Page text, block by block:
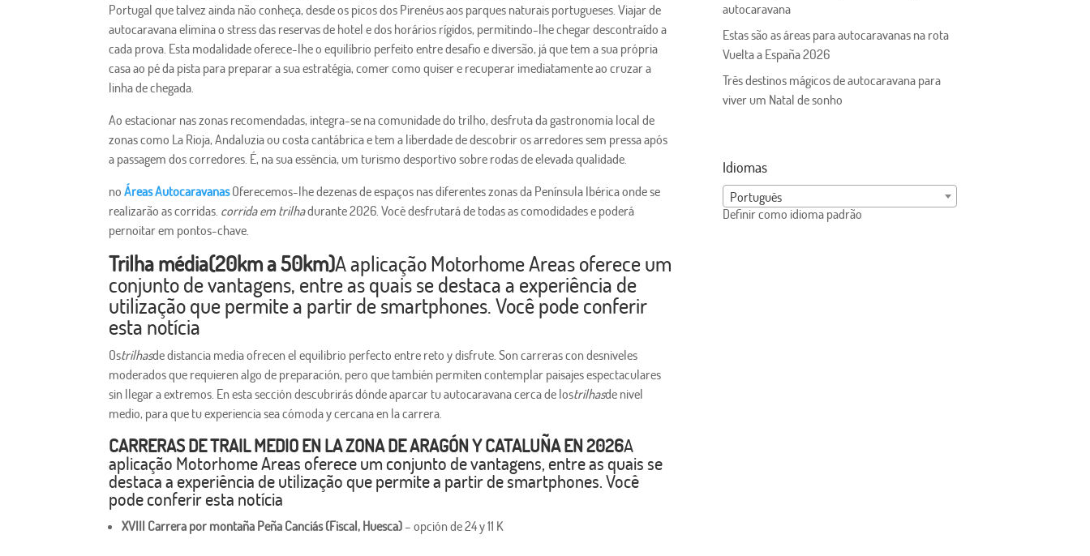
Portugal que talvez ainda não conheça, desde os picos dos Pirenéus aos parques naturais portugueses. Viajar de
autocaravana elimina o stress das reservas de hotel e dos horários rígidos, permitindo-lhe chegar descontraído a
cada prova. Esta modalidade oferece-lhe o equilíbrio perfeito entre desafio e diversão, já que tem a sua própria
casa ao pé da pista para preparar a sua estratégia, comer como quiser e recuperar imediatamente ao cruzar a
linha de chegada.
Ao estacionar nas zonas recomendadas, integra-se na comunidade do trilho, desfruta da gastronomia local de
zonas como La Rioja, Andaluzia ou costa cantábrica e tem a liberdade de descobrir os arredores sem pressa após
a passagem dos corredores. É, na sua essência, um turismo desportivo sobre rodas de elevada qualidade.
noÁreas AutocaravanasOferecemos-lhe dezenas de espaços nas diferentes zonas da Península Ibérica onde se
realizarão as corridas. corrida em trilhadurante 2026. Você desfrutará de todas as comodidades e poderá
pernoitar em pontos-chave.
Trilha média(20km a 50km)A aplicação Motorhome Areas oferece um
conjunto de vantagens, entre as quais se destaca a experiência de
utilização que permite a partir de smartphones. Você pode conferir
esta notícia
Ostrilhasde distancia media ofrecen el equilibrio perfecto entre reto y disfrute. Son carreras con desniveles
moderados que requieren algo de preparación, pero que también permiten contemplar paisajes espectaculares
sin llegar a extremos. En esta sección descubrirás dónde aparcar tu autocaravana cerca de lostrilhasde nivel
medio, para que tu experiencia sea cómoda y cercana en la carrera.
CARRERAS DE TRAIL MEDIO EN LA ZONA DE ARAGÓN Y CATALUÑA EN 2026A
aplicação Motorhome Areas oferece um conjunto de vantagens, entre as quais se
destaca a experiência de utilização que permite a partir de smartphones. Você
pode conferir esta notícia
XVIII Carrera por montaña Peña Canciás (Fiscal, Huesca) – opción de 24 y 11 K
autocaravana
Estas são as áreas para autocaravanas na rota
Vuelta a España 2026
Três destinos mágicos de autocaravana para
viver um Natal de sonho
Idiomas
Português
Definir como idioma padrão